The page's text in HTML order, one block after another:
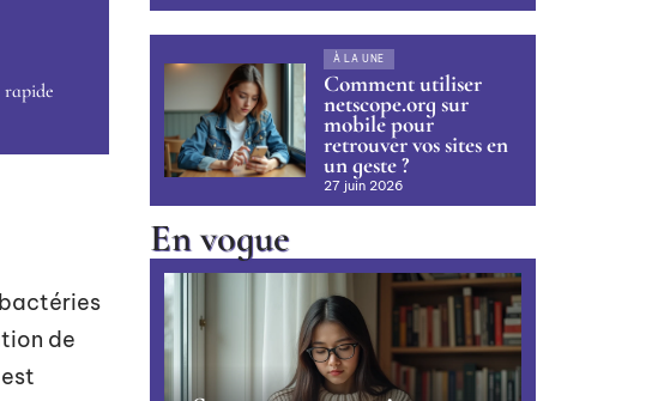
rapide
de
À LA UNE
Comment utiliser
netscope.org sur
mobile pour
retrouver vos sites en
un geste ?
27 juin 2026
En vogue